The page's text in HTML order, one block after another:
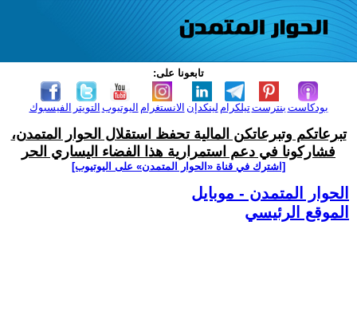
تابعونا على:
الفيسبوك التويتر اليوتيوب الانستغرام لينكدإن تيلكرامبنترست بودكاست
تبرعاتكم وتبرعاتكن المالية تحفظ استقلال الحوار المتمدن،
فشاركونا في دعم استمرارية هذا الفضاء اليساري الحر
[اشترك في قناة ‫«الحوار المتمدن» على اليوتيوب]
الحوار المتمدن - موبايل
الموقع الرئيسي